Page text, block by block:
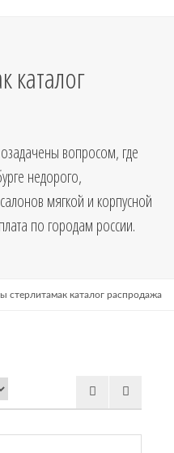
каталог
вопросом, где
недорого,
мягкой и корпусной
по городам россии.
стерлитамак каталог распродажа